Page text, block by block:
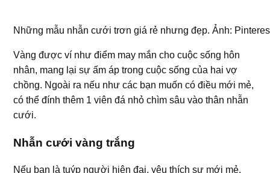
Những mẫu nhẫn cưới trơn giá rẻ nhưng đẹp. Ảnh:
Vàng được ví như điểm may mắn cho cuộc sống hôn
nhân, mang lại sự ấm áp trong cuộc sống của hai vợ
chồng. Ngoài ra nếu như các bạn muốn có điều mới mẻ,
có thể đính thêm 1 viên đá nhỏ chìm sâu vào thân nhẫn
cưới.
Nhẫn cưới vàng trắng
Nếu bạn là tuýp người hiện đại, yêu thích sự mới mẻ,